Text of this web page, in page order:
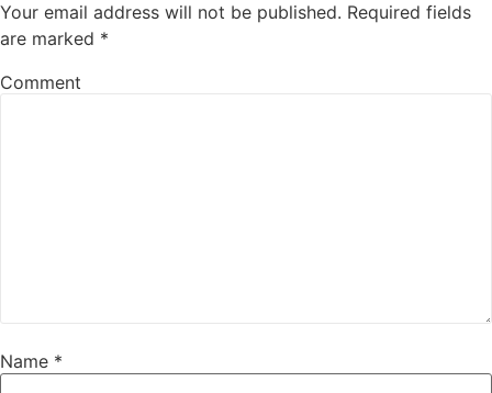
Your email address will not be published. Required fields
are marked *
Comment
Name *